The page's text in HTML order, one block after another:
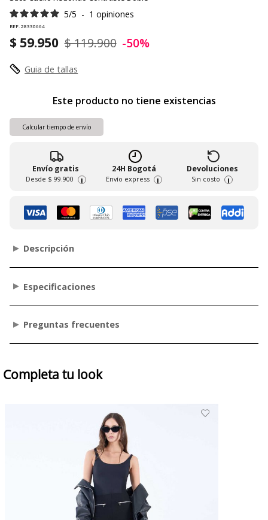
5/5 - 1 opiniones
REF. 28330664
$ 59.950 $ 119.900 -50%
Guia de tallas
Este producto no tiene existencias
Calcular tiempo de envío
Envío gratis
Desde $ 99.900 i
24H Bogotá
Envío express i
Devoluciones
Sin costo i
Descripción
Especificaciones
Preguntas frecuentes
Completa tu look